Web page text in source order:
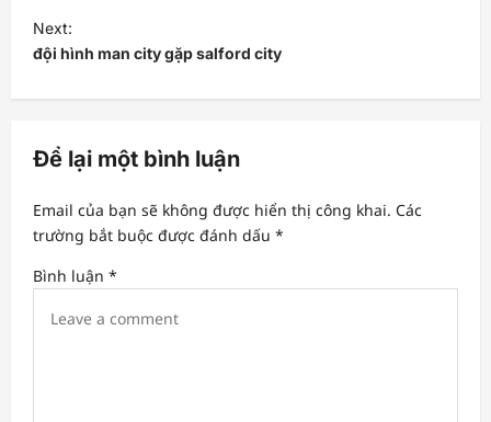
s
t
v
g
t
Next:
đội hình man city gặp salford city
Để lại một bình luận
Email của bạn sẽ không được hiển thị công khai. Các
trường bắt buộc được đánh dấu *
Bình luận *